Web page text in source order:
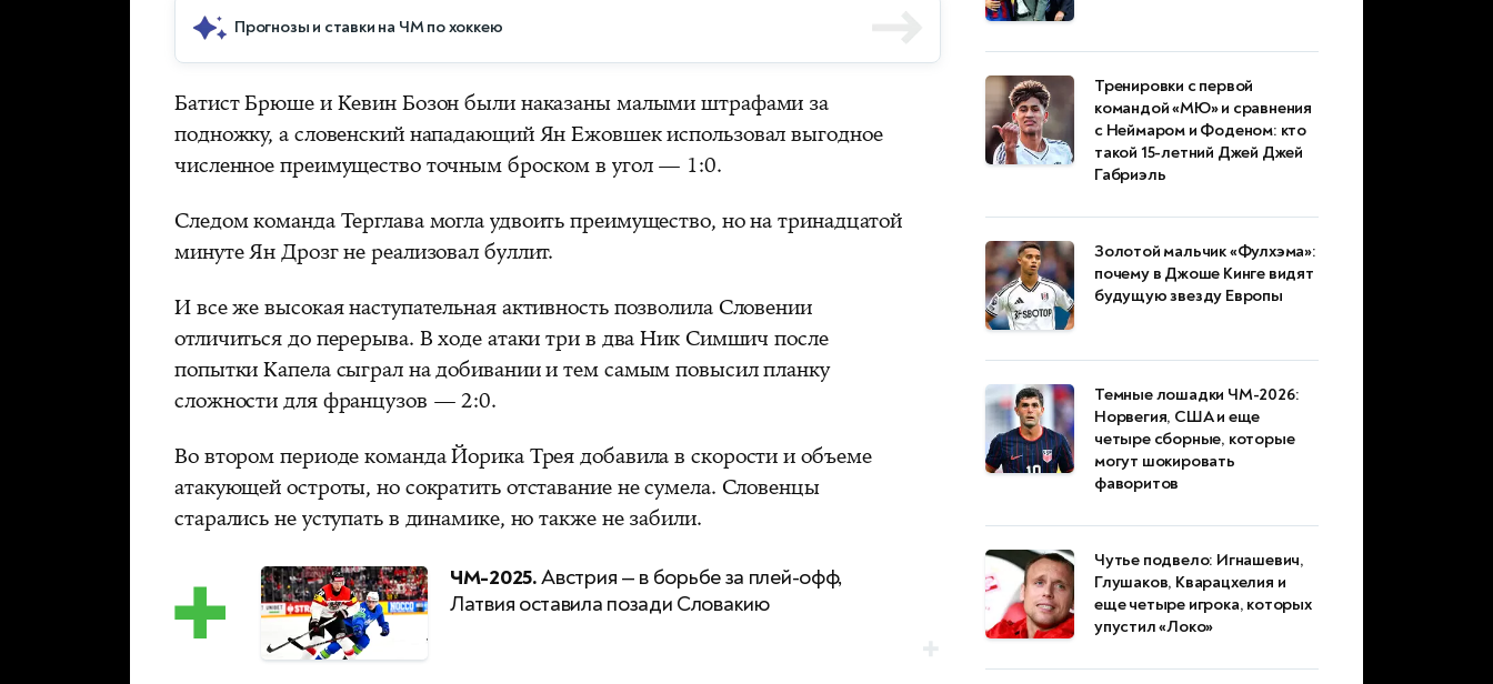
Прогнозы и ставки на ЧМ по хоккею
Батист Брюше и Кевин Бозон были наказаны малыми штрафами за
подножку, а словенский нападающий Ян Ежовшек использовал выгодное
численное преимущество точным броском в угол — 1:0.
Следом команда Терглава могла удвоить преимущество, но на тринадцатой
минуте Ян Дрозг не реализовал буллит.
И все же высокая наступательная активность позволила Словении
отличиться до перерыва. В ходе атаки три в два Ник Симшич после
попытки Капела сыграл на добивании и тем самым повысил планку
сложности для французов — 2:0.
Во втором периоде команда Йорика Трея добавила в скорости и объеме
атакующей остроты, но сократить отставание не сумела. Словенцы
старались не уступать в динамике, но также не забили.
ЧМ-2025.Австрия — в борьбе за плей-офф,
Латвия оставила позади Словакию
Тренировки с первой
командой «МЮ» и сравнения
с Неймаром и Фоденом: кто
такой 15-летний Джей Джей
Габриэль
Золотой мальчик «Фулхэма»:
почему в Джоше Кинге видят
будущую звезду Европы
Темные лошадки ЧМ-2026:
Норвегия, США и еще
четыре сборные, которые
могут шокировать
фаворитов
Чутье подвело: Игнашевич,
Глушаков, Кварацхелия и
еще четыре игрока, которых
упустил «Локо»